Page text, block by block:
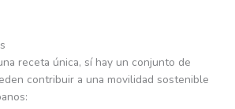
receta única, sí hay un conjunto de
contribuir a una movilidad sostenible